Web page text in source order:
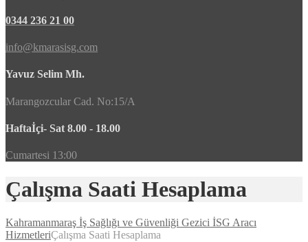
0344 236 21 00
info@kmarasisg.com
Yavuz Selim Mh.
Marangozcular Cad. No:15/A
Haftaİçi- Sat 8.00 - 18.00
Cumartesi 13:00
Çalışma Saati Hesaplama
Kahramanmaraş İş Sağlığı ve Güvenliği Gezici İSG Aracı
HizmetleriÇalışma Saati Hesaplama